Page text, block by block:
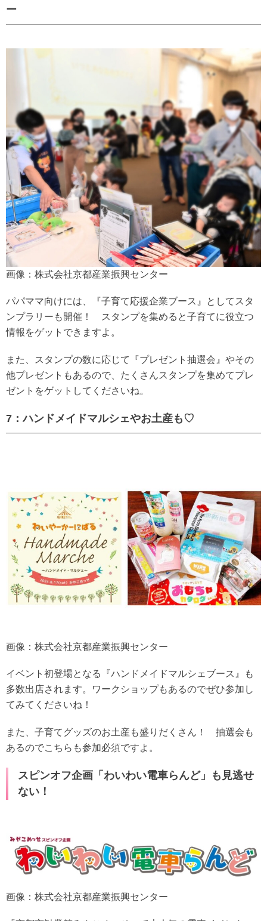
ー
画像：株式会社京都産業振興センター
パパママ向けには、『子育て応援企業ブース』としてスタ
ンプラリーも開催！ スタンプを集めると子育てに役立つ
情報をゲットできますよ。
また、スタンプの数に応じて『プレゼント抽選会』やその
他プレゼントもあるので、たくさんスタンプを集めてプレ
ゼントをゲットしてくださいね。
7：ハンドメイドマルシェやお土産も♡
画像：株式会社京都産業振興センター
イベント初登場となる『ハンドメイドマルシェブース』も
多数出店されます。ワークショップもあるのでぜひ参加し
てみてくださいね！
また、子育てグッズのお土産も盛りだくさん！ 抽選会も
あるのでこちらも参加必須ですよ。
スピンオフ企画「わいわい電車らんど」も見逃せ
ない！
画像：株式会社京都産業振興センター